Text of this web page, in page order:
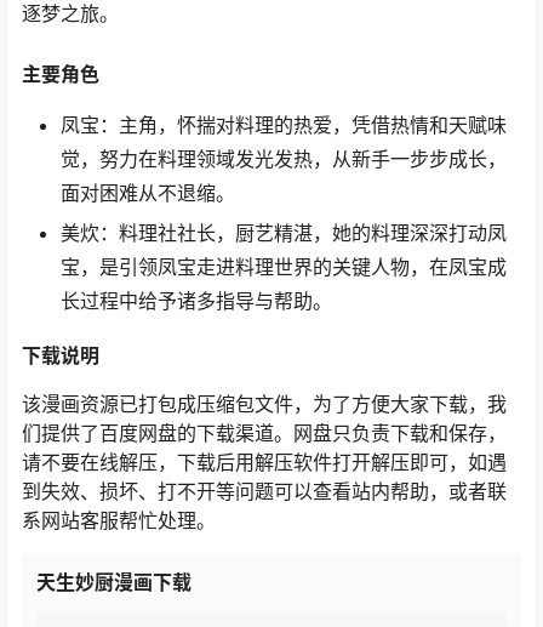
逐梦之旅。​
主要角色
凤宝：主角，怀揣对料理的热爱，凭借热情和天赋味
觉，努力在料理领域发光发热，从新手一步步成长，
面对困难从不退缩。​
美炊：料理社社长，厨艺精湛，她的料理深深打动凤
宝，是引领凤宝走进料理世界的关键人物，在凤宝成
长过程中给予诸多指导与帮助。
下载说明
该漫画资源已打包成压缩包文件，为了方便大家下载，我
们提供了百度网盘的下载渠道。网盘只负责下载和保存，
请不要在线解压，下载后用解压软件打开解压即可，如遇
到失效、损坏、打不开等问题可以查看站内帮助，或者联
系网站客服帮忙处理。
天生妙厨漫画下载